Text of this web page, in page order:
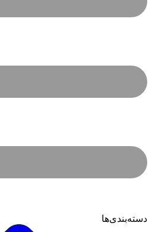
دسته‌بندی‌ها